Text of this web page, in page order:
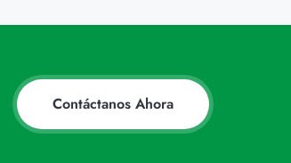
Contáctanos Ahora